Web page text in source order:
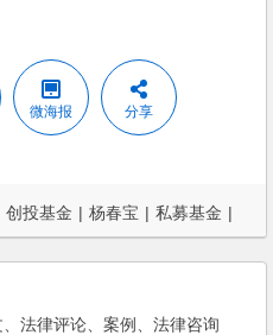
微海报 分享
创投基金 | 杨春宝 | 私募基金 |
法律评论、案例、法律咨询